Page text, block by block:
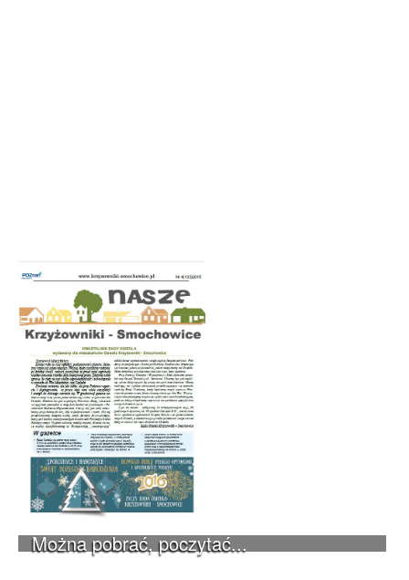
Można pobrać, poczytać...